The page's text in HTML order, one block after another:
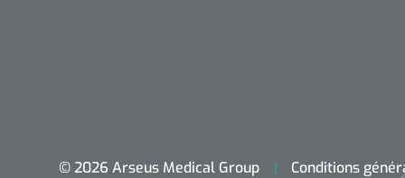
© 2026 Arseus Medical Group Conditions